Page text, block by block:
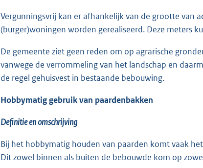
Vergunningsvrij kan er afhankelijk van de grootte van
(burger)woningen worden gerealiseerd. Deze meters
De gemeente ziet geen reden om op agrarische
vanwege de verrommeling van het landschap en
de regel gehuisvest in bestaande bebouwing.
Hobbymatig gebruik van paardenbakken
Definitie en omschrijving
Bij het hobbymatig houden van paarden komt vaak
Dit zowel binnen als buiten de bebouwde kom op